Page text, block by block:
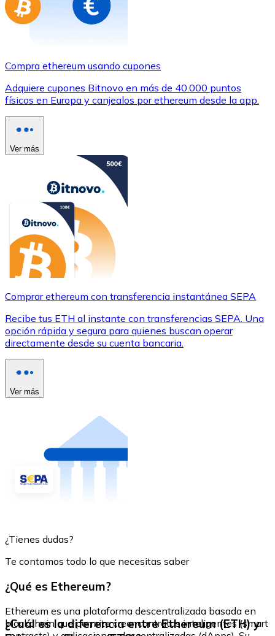
Compra ethereum usando cupones
Adquiere cupones Bitnovo en más de 40.000 puntos
físicos en Europa y canjealos por ethereum desde la app.
Ver más
Comprar ethereum con transferencia instantánea SEPA
Recibe tus ETH al instante con transferencias SEPA. Una
opción rápida y segura para quienes buscan operar
directamente desde su cuenta bancaria.
Ver más
¿Tienes dudas?
Te contamos todo lo que necesitas saber
¿Qué es Ethereum?
Ethereum es una plataforma descentralizada basada en
blockchain que permite crear contratos inteligentes (smart
¿Cuál es la diferencia entre Ethereum (ETH) y